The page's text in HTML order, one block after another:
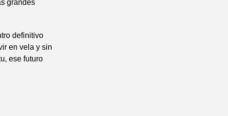
grandes
definitivo
en vela y sin
ese futuro